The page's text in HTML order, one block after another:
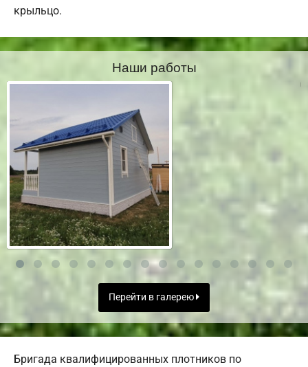
крыльцо.
Наши работы
Перейти в галерею
Бригада квалифицированных плотников по